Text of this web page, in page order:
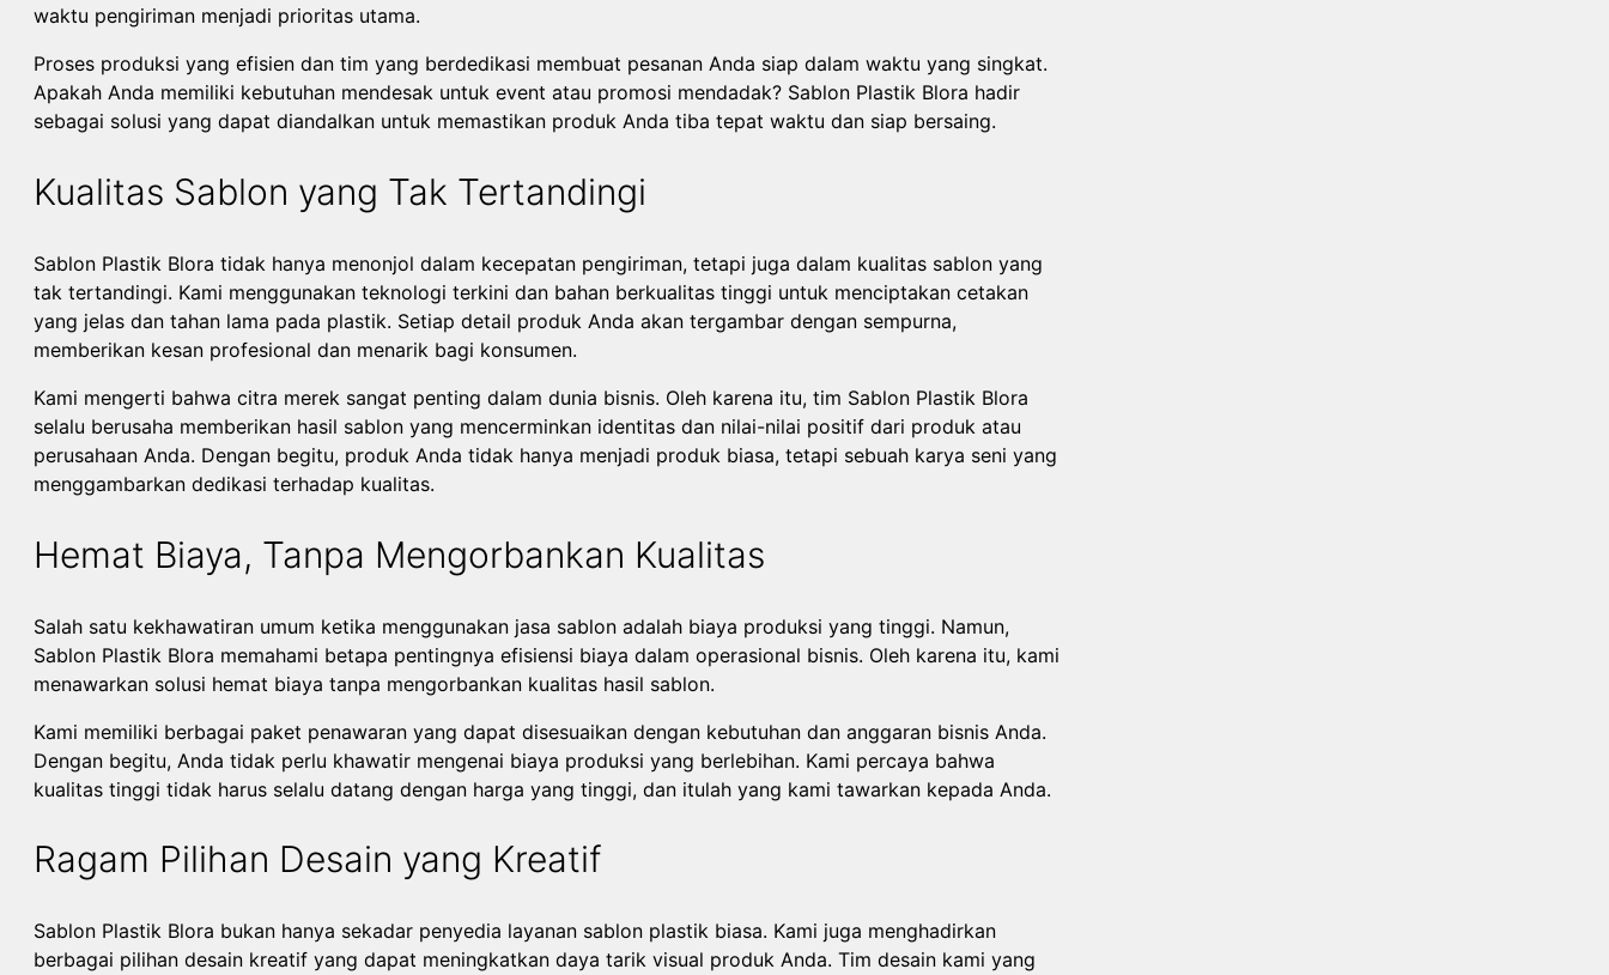
waktu pengiriman menjadi prioritas utama.
Proses produksi yang efisien dan tim yang berdedikasi membuat pesanan Anda siap dalam waktu yang singkat.
Apakah Anda memiliki kebutuhan mendesak untuk event atau promosi mendadak? Sablon Plastik Blora hadir
sebagai solusi yang dapat diandalkan untuk memastikan produk Anda tiba tepat waktu dan siap bersaing.
Kualitas Sablon yang Tak Tertandingi
Sablon Plastik Blora tidak hanya menonjol dalam kecepatan pengiriman, tetapi juga dalam kualitas sablon yang
tak tertandingi. Kami menggunakan teknologi terkini dan bahan berkualitas tinggi untuk menciptakan cetakan
yang jelas dan tahan lama pada plastik. Setiap detail produk Anda akan tergambar dengan sempurna,
memberikan kesan profesional dan menarik bagi konsumen.
Kami mengerti bahwa citra merek sangat penting dalam dunia bisnis. Oleh karena itu, tim Sablon Plastik Blora
selalu berusaha memberikan hasil sablon yang mencerminkan identitas dan nilai-nilai positif dari produk atau
perusahaan Anda. Dengan begitu, produk Anda tidak hanya menjadi produk biasa, tetapi sebuah karya seni yang
menggambarkan dedikasi terhadap kualitas.
Hemat Biaya, Tanpa Mengorbankan Kualitas
Salah satu kekhawatiran umum ketika menggunakan jasa sablon adalah biaya produksi yang tinggi. Namun,
Sablon Plastik Blora memahami betapa pentingnya efisiensi biaya dalam operasional bisnis. Oleh karena itu, kami
menawarkan solusi hemat biaya tanpa mengorbankan kualitas hasil sablon.
Kami memiliki berbagai paket penawaran yang dapat disesuaikan dengan kebutuhan dan anggaran bisnis Anda.
Dengan begitu, Anda tidak perlu khawatir mengenai biaya produksi yang berlebihan. Kami percaya bahwa
kualitas tinggi tidak harus selalu datang dengan harga yang tinggi, dan itulah yang kami tawarkan kepada Anda.
Ragam Pilihan Desain yang Kreatif
Sablon Plastik Blora bukan hanya sekadar penyedia layanan sablon plastik biasa. Kami juga menghadirkan
berbagai pilihan desain kreatif yang dapat meningkatkan daya tarik visual produk Anda. Tim desain kami yang